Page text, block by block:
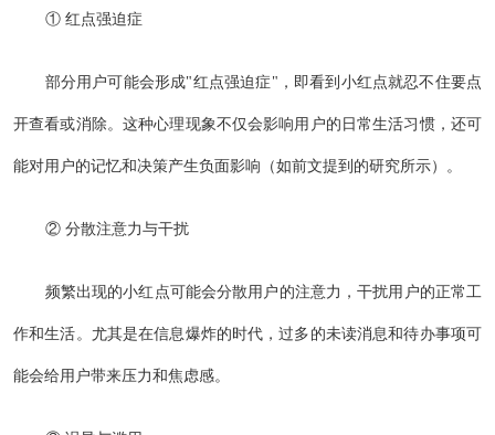
① 红点强迫症
部分用户可能会形成"红点强迫症"，即看到小红点就忍不住要点
开查看或消除。这种心理现象不仅会影响用户的日常生活习惯，还可
能对用户的记忆和决策产生负面影响（如前文提到的研究所示）。
② 分散注意力与干扰
频繁出现的小红点可能会分散用户的注意力，干扰用户的正常工
作和生活。尤其是在信息爆炸的时代，过多的未读消息和待办事项可
能会给用户带来压力和焦虑感。